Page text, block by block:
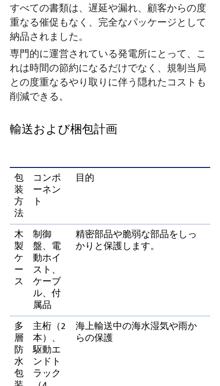
すべての書類は、遅延や漏れ、顧客からの度
重なる催促もなく、完全なパッケージとして
納品されました。
専門的に運営されている発電所にとって、こ
れは時間の節約になるだけでなく、規制当局
との度重なるやり取りに伴う隠れたコストも
削減できる。
輸送および梱包計画
包
装
方
法
コンポ
ーネン
ト
目的
木
製
ケ
ー
ス
制御
盤、電
動ホイ
スト、
ケーブ
ル、付
属品
精密部品や脆弱な部品をしっ
かりと保護します。
多
層
防
水
包
主桁（2
本）、
駆動エ
ンドト
ラック
海上輸送中の海水湿気や雨か
らの保護